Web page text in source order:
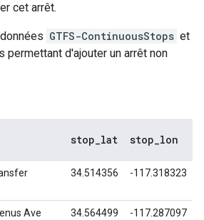
cet arrêt.
GTFS-ContinuousStops et
permettant d'ajouter un arrêt non
stop lat stop lon
34.514356 -117.318323
Ave 34.564499 -117.287097